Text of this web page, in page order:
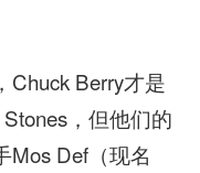
Chuck Berry才是
，但他们的
Mos Def（现名